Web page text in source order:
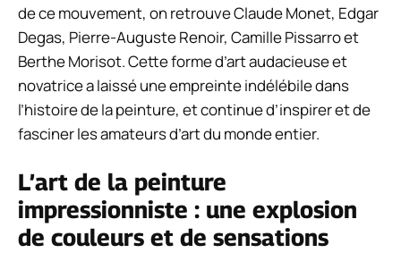
de ce mouvement, on retrouve Claude Monet, Edgar
Degas, Pierre-Auguste Renoir, Camille Pissarro et
Berthe Morisot. Cette forme d’art audacieuse et
novatrice a laissé une empreinte indélébile dans
l’histoire de la peinture, et continue d’inspirer et de
fasciner les amateurs d’art du monde entier.
L’art de la peinture
impressionniste : une explosion
de couleurs et de sensations